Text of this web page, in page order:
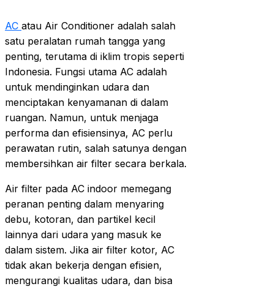
AC atau Air Conditioner adalah salah
satu peralatan rumah tangga yang
penting, terutama di iklim tropis seperti
Indonesia. Fungsi utama AC adalah
untuk mendinginkan udara dan
menciptakan kenyamanan di dalam
ruangan. Namun, untuk menjaga
performa dan efisiensinya, AC perlu
perawatan rutin, salah satunya dengan
membersihkan air filter secara berkala.
Air filter pada AC indoor memegang
peranan penting dalam menyaring
debu, kotoran, dan partikel kecil
lainnya dari udara yang masuk ke
dalam sistem. Jika air filter kotor, AC
tidak akan bekerja dengan efisien,
mengurangi kualitas udara, dan bisa